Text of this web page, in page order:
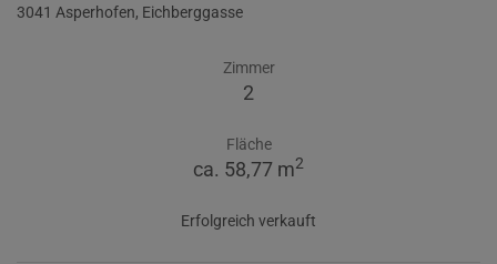
3041 Asperhofen, Eichberggasse
Zimmer
2
Fläche
ca. 58,77 m2
Erfolgreich verkauft